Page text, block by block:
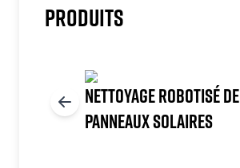
PRODUITS
NETTOYAGE ROBOTISÉ DE
PANNEAUX SOLAIRES